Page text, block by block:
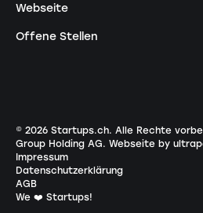
Webseite
Offene Stellen
© 2026Startups.ch. Alle Rechte
Group Holding AG. Webseite by
Impressum
Datenschutzerklärung
AGB
We ❤️ Startups!